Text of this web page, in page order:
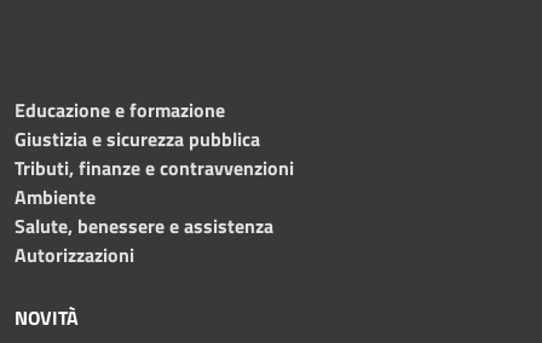
Educazione e formazione
Giustizia e sicurezza pubblica
Tributi, finanze e contravvenzioni
Ambiente
Salute, benessere e assistenza
Autorizzazioni
NOVITÀ